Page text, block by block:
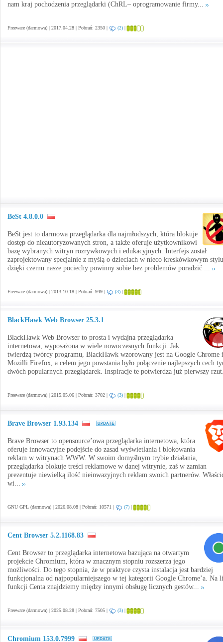
nam kraj pochodzenia przeglądarki (ChRL– oprogramowanie firmy...
Freeware (darmowa) | 2017.04.28 | Pobrań: 2350 | (2) |
BeSt 4.8.0.0
BeSt jest to darmowa przeglądarka dla najmłodszych, która blokuje
dostęp do nieautoryzowanych stron, a także oferuje użytkownikowi
bazę wybranych witryn rozrywkowych i edukacyjnych. Interfejs został
zaprojektowany specjalnie z myślą o dzieciach w nieco kreskówkowym
dzięki czemu nasze pociechy powinny sobie bez problemów poradzić ...
Freeware (darmowa) | 2013.10.18 | Pobrań: 949 | (3) |
BlackHawk Web Browser 25.3.1
BlackHawk Web Browser to prosta i wydajna przeglądarka
internetowa, wyposażona w wiele nowoczesnych funkcji. Jak
twierdzą twórcy programu, BlackHawk wzorowany jest na Google Chrome i
Mozilli Firefox, a celem jego powstania było połączenie najlepszych cech
dwóch popularnych przeglądarek. Inspiracje te potwierdza już pierwszy
Freeware (darmowa) | 2015.05.06 | Pobrań: 3702 | (3) |
Brave Browser 1.93.134
Brave Browser to opensource’owa przeglądarka internetowa, która
oferuje innowacyjne podejście do zasad wyświetlania i blokowania
reklam w witrynach WWW. W swoim domyślnym trybie działania,
przeglądarka blokuje treści reklamowe w danej witrynie, zaś w zamian
prezentuje niewielką ilość nieinwazyjnych reklam swoich partnerów.
wi...
GNU GPL (darmowa) | 2026.08.08 | Pobrań: 10571 | (7) |
Cent Browser 5.2.1168.83
Cent Browser to przeglądarka internetowa bazująca na otwartym
projekcie Chromium, która w znacznym stopniu rozszerza jego
możliwości. Do tego stopnia, że w praktyce czysta instalacja jest bardziej
funkcjonalna od najpopularniejszego w tej kategorii Google Chrome’a. Na
funkcji Centa znajdziemy między innymi obsługę licznych gestów...
Freeware (darmowa) | 2025.08.28 | Pobrań: 7505 | (3) |
Chromium 153.0.7999